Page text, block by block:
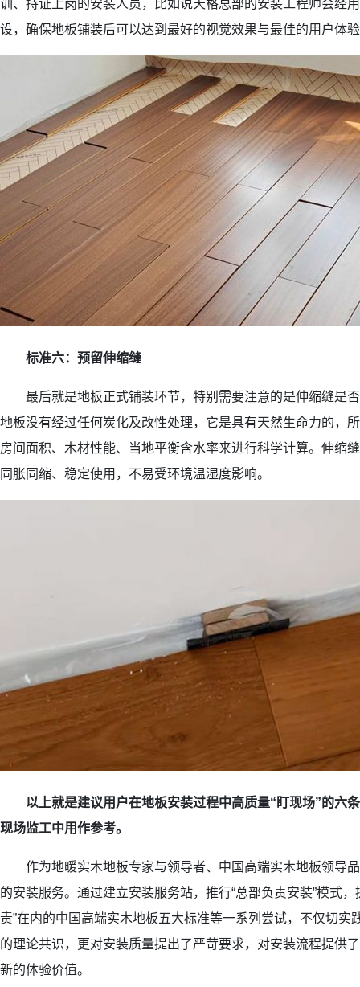
训、持证上岗的安装人员，比如说天格总部的安装工程师会经
设，确保地板铺装后可以达到最好的视觉效果与最佳的用户体
标准六：预留伸缩缝
最后就是地板正式铺装环节，特别需要注意的是伸缩缝是否
地板没有经过任何炭化及改性处理，它是具有天然生命力的，
房间面积、木材性能、当地平衡含水率来进行科学计算。伸缩
同胀同缩、稳定使用，不易受环境温湿度影响。
以上就是建议用户在地板安装过程中高质量“盯现场”的六
现场监工中用作参考。
作为地暖实木地板专家与领导者、中国高端实木地板领导品
的安装服务。通过建立安装服务站，推行“总部负责安装”模式
责”在内的中国高端实木地板五大标准等一系列尝试，不仅切实
的理论共识，更对安装质量提出了严苛要求，对安装流程提供
新的体验价值。